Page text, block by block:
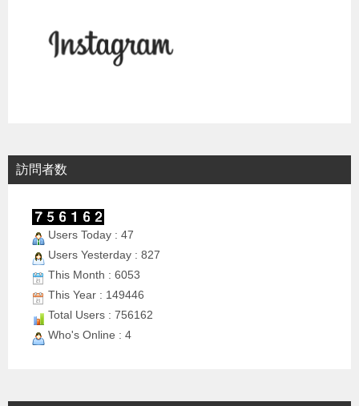
訪問者数
Users Today : 47
Users Yesterday : 827
This Month : 6053
This Year : 149446
Total Users : 756162
Who's Online : 4